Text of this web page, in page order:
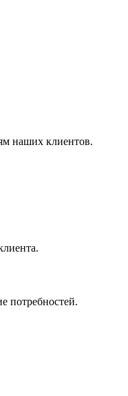
наших клиентов.
потребностей.